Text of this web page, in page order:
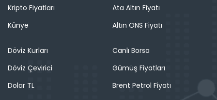
Kripto Fiyatları
Künye
Ata Altın Fiyatı
Altın ONS Fiyatı
Döviz Kurları
Döviz Çevirici
Dolar TL
Canlı Borsa
Gümüş Fiyatları
Brent Petrol Fiyatı